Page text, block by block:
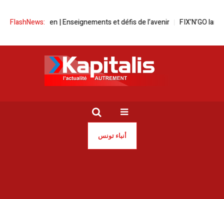
FlashNews:
Égyptien | Enseignements et défis de l’avenir FIX’N’GO lance
أنباء تونس